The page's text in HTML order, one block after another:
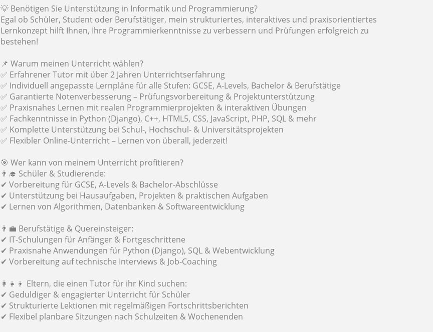
💡 Benötigen Sie Unterstützung in Informatik und Programmierung?
Egal ob Schüler, Student oder Berufstätiger, mein strukturiertes, interaktives und praxisorientiertes
Lernkonzept hilft Ihnen, Ihre Programmierkenntnisse zu verbessern und Prüfungen erfolgreich zu
bestehen!
📌 Warum meinen Unterricht wählen?
✅ Erfahrener Tutor mit über 2 Jahren Unterrichtserfahrung
✅ Individuell angepasste Lernpläne für alle Stufen: GCSE, A-Levels, Bachelor & Berufstätige
✅ Garantierte Notenverbesserung – Prüfungsvorbereitung & Projektunterstützung
✅ Praxisnahes Lernen mit realen Programmierprojekten & interaktiven Übungen
✅ Fachkenntnisse in Python (Django), C++, HTML5, CSS, JavaScript, PHP, SQL & mehr
✅ Komplette Unterstützung bei Schul-, Hochschul- & Universitätsprojekten
✅ Flexibler Online-Unterricht – Lernen von überall, jederzeit!
🎯 Wer kann von meinem Unterricht profitieren?
👨‍🎓 Schüler & Studierende:
✔ Vorbereitung für GCSE, A-Levels & Bachelor-Abschlüsse
✔ Unterstützung bei Hausaufgaben, Projekten & praktischen Aufgaben
✔ Lernen von Algorithmen, Datenbanken & Softwareentwicklung
👨‍💼 Berufstätige & Quereinsteiger:
✔ IT-Schulungen für Anfänger & Fortgeschrittene
✔ Praxisnahe Anwendungen für Python (Django), SQL & Webentwicklung
✔ Vorbereitung auf technische Interviews & Job-Coaching
👩‍👧‍👦 Eltern, die einen Tutor für ihr Kind suchen:
✔ Geduldiger & engagierter Unterricht für Schüler
✔ Strukturierte Lektionen mit regelmäßigen Fortschrittsberichten
✔ Flexibel planbare Sitzungen nach Schulzeiten & Wochenenden